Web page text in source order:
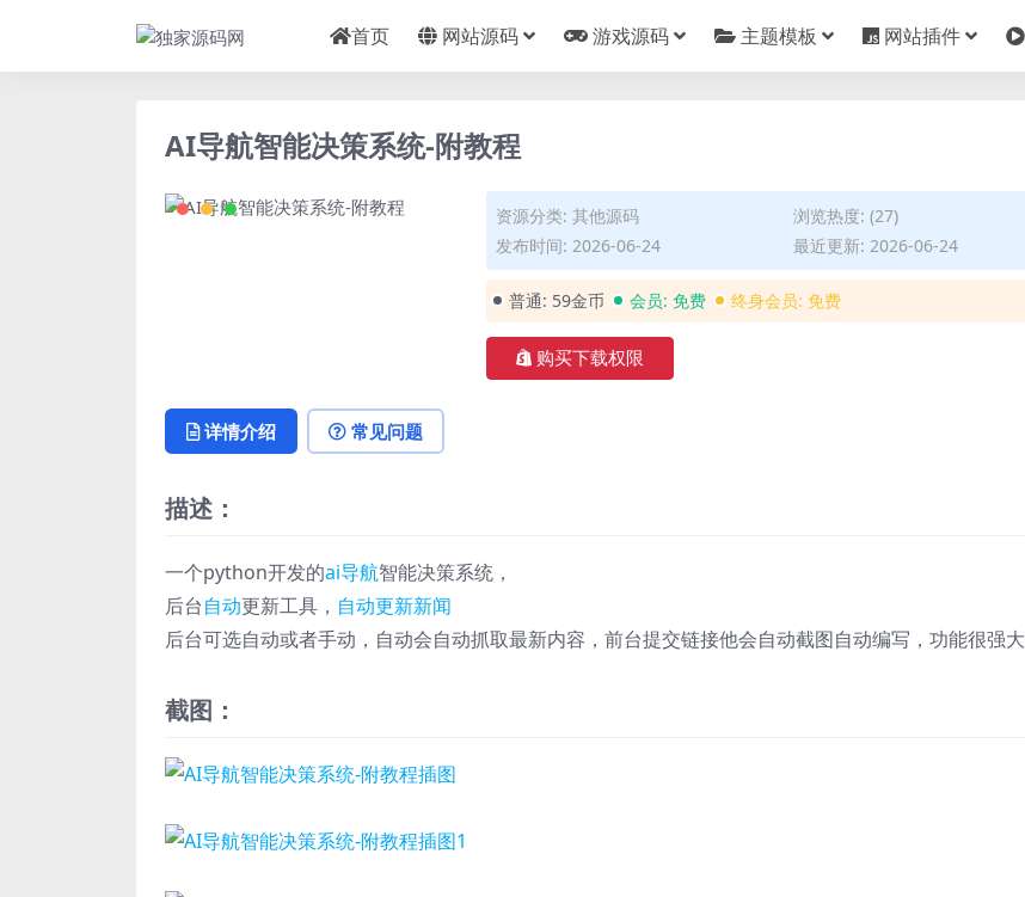
首页 网站源码 游戏源码 主题模板 网站插件
AI导航智能决策系统-附教程
资源分类: 其他源码
浏览热度: (27)
发布时间: 2026-06-24
最近更新: 2026-06-24
普通: 59金币 会员: 免费 终身会员: 免费
购买下载权限
详情介绍 常见问题
描述：
一个python开发的ai导航智能决策系统，
后台自动更新工具， 自动更新新闻
后台可选自动或者手动，自动会自动抓取最新内容，前台提交链接他会自动截图自动编写，功能很强大
截图：